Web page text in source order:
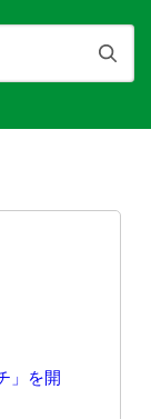
」を開